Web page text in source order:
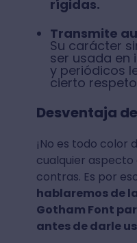
rígidas.
Transmite
Su carácter
ser usada en
y periódicos
cierto
Desventaja
¡No es todo color
cualquier aspecto
contras. Es por
hablaremos de
Gotham Font
antes de darle